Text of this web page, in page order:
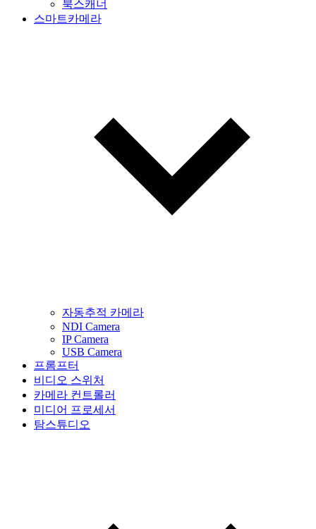
북스캐너
스마트카메라
자동추적 카메라
NDI Camera
IP Camera
USB Camera
프롬프터
비디오 스위처
카메라 컨트롤러
미디어 프로세서
탐스튜디오